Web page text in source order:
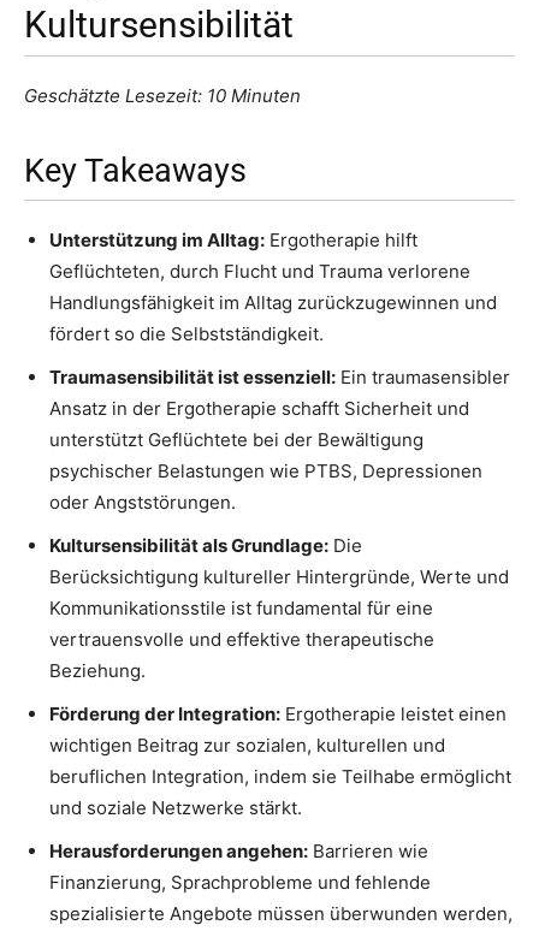
Kultursensibilität
Geschätzte Lesezeit: 10 Minuten
Key Takeaways
Unterstützung im Alltag: Ergotherapie hilft
Geflüchteten, durch Flucht und Trauma verlorene
Handlungsfähigkeit im Alltag zurückzugewinnen und
fördert so die Selbstständigkeit.
Traumasensibilität ist essenziell: Ein traumasensibler
Ansatz in der Ergotherapie schafft Sicherheit und
unterstützt Geflüchtete bei der Bewältigung
psychischer Belastungen wie PTBS, Depressionen
oder Angststörungen.
Kultursensibilität als Grundlage: Die
Berücksichtigung kultureller Hintergründe, Werte und
Kommunikationsstile ist fundamental für eine
vertrauensvolle und effektive therapeutische
Beziehung.
Förderung der Integration: Ergotherapie leistet einen
wichtigen Beitrag zur sozialen, kulturellen und
beruflichen Integration, indem sie Teilhabe ermöglicht
und soziale Netzwerke stärkt.
Herausforderungen angehen: Barrieren wie
Finanzierung, Sprachprobleme und fehlende
spezialisierte Angebote müssen überwunden werden,